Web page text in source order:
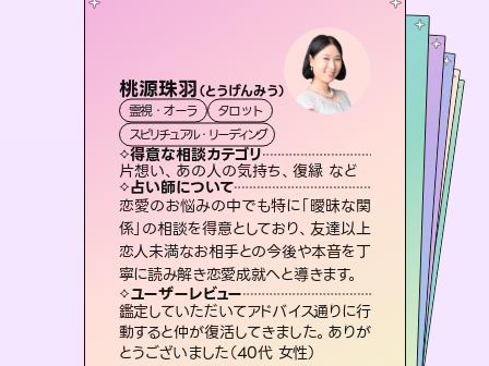
桃源珠羽（とうげんみう）
霊視・オーラ
タロット
スピリチュアル・リーディング
得意な相談カテゴリ
片想い、あの人の気持ち、復縁 など
占い師について
恋愛のお悩みの中でも特に「曖昧な関
係」の相談を得意としており、友達以上
恋人未満なお相手との今後や本音を丁
寧に読み解き恋愛成就へと導きます。
ユーザーレビュー
鑑定していただいてアドバイス通りに行
動すると仲が復活してきました。ありが
とうございました（40代 女性）
彗望（すいぼう）
霊視・オーラ 透視
スピリチュアル・リーディング
得意な相談カテゴリ
片想い、あの人の気持ち、復縁 など
占い師について
3,700年以上の歴史を持つ東洋最古の
占術「易占」で詳細まで占い、幸せへ向
かう道筋を示します。厳しい結果にも具
体的な対策をお伝えします。
ユーザーレビュー
複雑な背景もしっかり聞いて鑑定して
いただけました。気持ちが楽になりまし
た（50代 女性）
アイリス -iris-
西洋占星術 タロット
ルーン
得意な相談カテゴリ
恋愛総合、片想い、二人の未来 など
占い師について
復縁、恋愛、不倫の行方、同性愛や片
思い、仕事関係や借金問題まで知りた
いことや心の負担になっていることを
紐解き、背中をそっと押して導きます。
ユーザーレビュー
安心感のあり、言い切ってくれる所や濁
さない鑑定のおかげで、毎回自分の気
持ちを整えられます（30代 男性）
未来視師＊花
霊視・オーラ
スピリチュアル・リーディング
得意な相談カテゴリ
出逢い、片想い、復縁 など
占い師について
未来には何パターンもの選択肢があります。不安で視えにくくなっているあなたの素敵な未来を見つけ、その未来を選択できるようアドバイスします。
ユーザーレビュー
職場の人の性質や人間関係、本心など
本当によく視えていてびっくり。対策が
打てて前向きになれます（40代）
おう 霊感オラクル
霊視・オーラ
オラクルカード
得意な相談カテゴリ
恋愛総合、あの人の気持ち など
占い師について
霊視×オラクルカードを使って「今」と
「未来」そして「気になるあの人の気持
ち」まで丁寧に読み解き、恋や人生のヒ
ントを優しく引き出します。
ユーザーレビュー
不安な気持ちが嘘みたいに晴れまし
た…！よく視えていらっしゃるんだなと
感じました（40代 女性）
セラピスト理恵
霊視・オーラ タロット
スピリチュアル・リーディング
得意な相談カテゴリ
片想い、二人の未来、年の差 など
占い師について
連絡再開、復縁、成就などの報告実績
多数。セラピストとして2万超の施術経
験があるからこそできる鑑定で、より良
い未来をサポートします。
ユーザーレビュー
とても心温まる鑑定でした。しかもこち
らは何も言っていないのに視えていらっ
しゃるんだなと驚きです（30代女性）